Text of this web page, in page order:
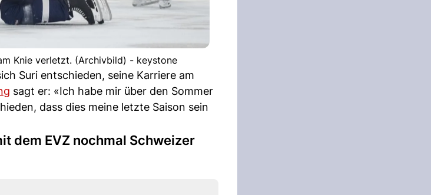
Knie verletzt. (Archivbild) - keystone
Suri entschieden, seine Karriere am
sagt er: «Ich habe mir über den Sommer
dass dies meine letzte Saison sein
dem EVZ nochmal Schweizer